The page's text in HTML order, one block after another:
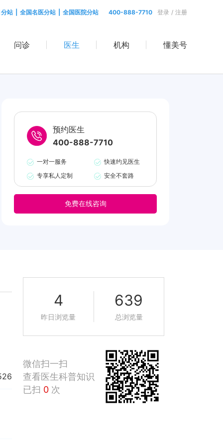
站 全国名医分站 全国医院分站 400-888-7710 登录 / 注册
问诊 医生 机构 懂美号
预约医生
400-888-7710
一对一服务
快速约见医生
专享私人定制
安全不套路
免费在线咨询
4
昨日浏览量
639
总浏览量
微信扫一扫
查看医生科普知识
已扫 0 次